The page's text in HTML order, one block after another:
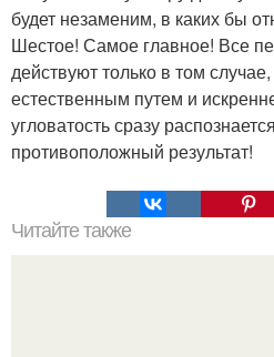
будет незаменим, в каких бы
Шестое! Самое главное! Все
действуют только в том
естественным путем и
угловатость сразу
противоположный результат!
Читайте также